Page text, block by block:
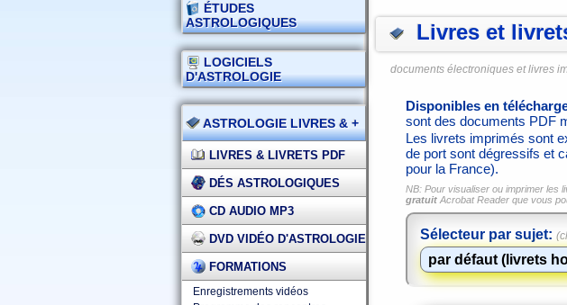
ÉTUDES
ASTROLOGIQUES
LOGICIELS
D'ASTROLOGIE
ASTROLOGIE LIVRES & +
LIVRES & LIVRETS PDF
DÉS ASTROLOGIQUES
CD AUDIO MP3
DVD VIDÉO D'ASTROLOGIE
FORMATIONS
Enregistrements vidéos
Livres et
documents électroniques et livres
Disponibles en
sont des documents PDF
Les livrets imprimés sont
de port sont dégressifs et
pour la France).
NB: Pour visualiser ou imprimer les
gratuit Acrobat Reader que vous
Sélecteur par sujet: